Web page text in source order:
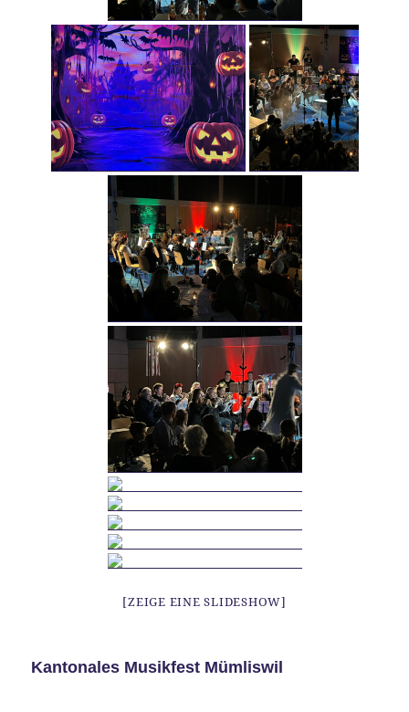
[ZEIGE EINE SLIDESHOW]
Kantonales Musikfest Mümliswil